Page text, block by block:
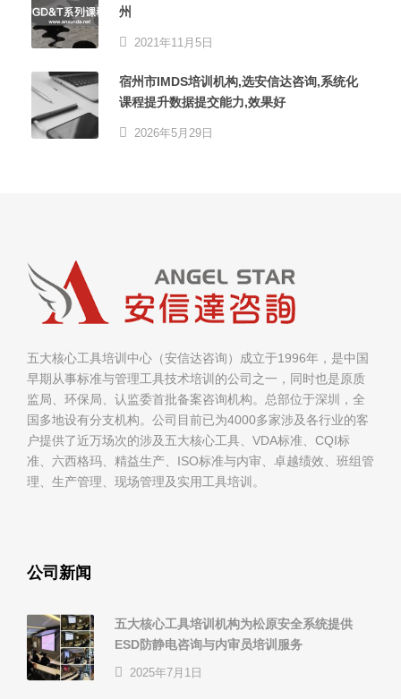
州
2021年11月5日
宿州市IMDS培训机构,选安信达咨询,系统化
课程提升数据提交能力,效果好
2026年5月29日
五大核心工具培训中心（安信达咨询）成立于1996年，是中国
早期从事标准与管理工具技术培训的公司之一，同时也是原质
监局、环保局、认监委首批备案咨询机构。总部位于深圳，全
国多地设有分支机构。公司目前已为4000多家涉及各行业的客
户提供了近万场次的涉及五大核心工具、VDA标准、CQI标
准、六西格玛、精益生产、ISO标准与内审、卓越绩效、班组管
理、生产管理、现场管理及实用工具培训。
公司新闻
五大核心工具培训机构为松原安全系统提供
ESD防静电咨询与内审员培训服务
2025年7月1日